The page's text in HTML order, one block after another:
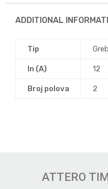
ADDITIONAL
Tip
In (A) 12
Broj polova 2
ATTERO